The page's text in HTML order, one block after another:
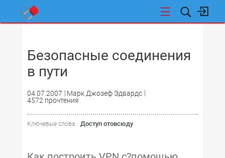
Безопасные соединения
в пути
04.07.2007
Марк Джозеф Эдвардс
4572 прочтения
Ключевые слова : Доступ отовсюду